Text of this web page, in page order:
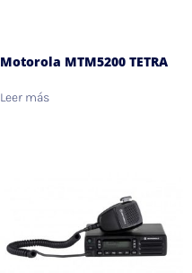
Motorola MTM5200 TETRA
Leer más